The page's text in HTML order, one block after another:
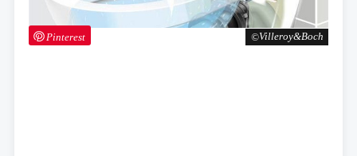
Villeroy&Boch
Pinterest